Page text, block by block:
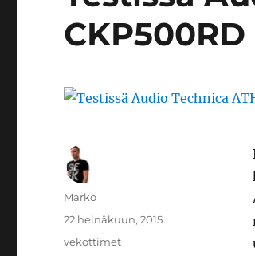
Kirjoittaja
Marko
Julkaistu
22 heinäkuun, 2015
Kategoriat
vekottimet